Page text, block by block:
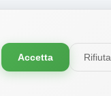
Accetta Rifiuta